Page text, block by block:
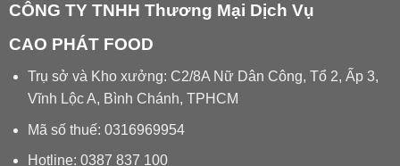
CÔNG TY TNHH Thương Mại Dịch Vụ
CAO PHÁT FOOD
Trụ sở và Kho xưởng: C2/8A Nữ Dân Công, Tổ 2, Ấp 3,
Vĩnh Lộc A, Bình Chánh, TPHCM
Mã số thuế: 0316969954
Hotline: 0387 837 100